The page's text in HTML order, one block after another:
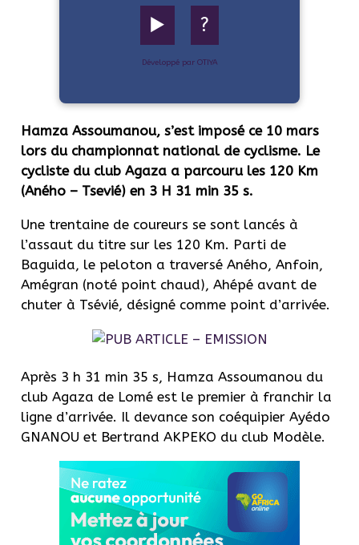
▶️ ?
Développé par OTIYA
Hamza Assoumanou, s’est imposé ce 10 mars
lors du championnat national de cyclisme. Le
cycliste du club Agaza a parcouru les 120 Km
(Aného – Tsevié) en 3 H 31 min 35 s.
Une trentaine de coureurs se sont lancés à
l’assaut du titre sur les 120 Km. Parti de
Baguida, le peloton a traversé Aného, Anfoin,
Amégran (noté point chaud), Ahépé avant de
chuter à Tsévié, désigné comme point d’arrivée.
Après 3 h 31 min 35 s, Hamza Assoumanou du
club Agaza de Lomé est le premier à franchir la
ligne d’arrivée. Il devance son coéquipier Ayédo
GNANOU et Bertrand AKPEKO du club Modèle.